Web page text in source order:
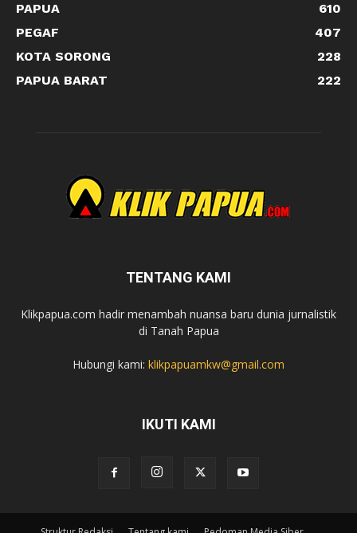
PAPUA
610
PEGAF
407
KOTA SORONG
228
PAPUA BARAT
222
TENTANG KAMI
Klikpapua.com hadir menambah nuansa baru dunia jurnalistik
di Tanah Papua
Hubungi kami: klikpapuamkw@gmail.com
IKUTI KAMI